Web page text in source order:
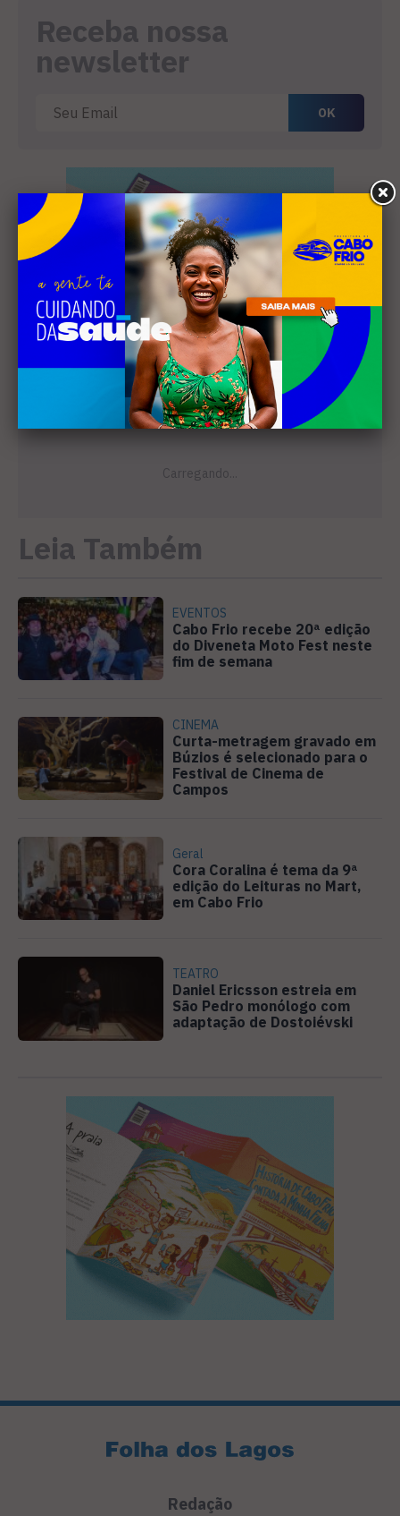
Receba nossa
newsletter
Leia Também
EVENTOS
Cabo Frio recebe 20ª edição
do Diveneta Moto Fest neste
fim de semana
CINEMA
Curta-metragem gravado em
Búzios é selecionado para o
Festival de Cinema de
Campos
Geral
Cora Coralina é tema da 9ª
edição do Leituras no Mart,
em Cabo Frio
TEATRO
Daniel Ericsson estreia em
São Pedro monólogo com
adaptação de Dostoiévski
Redação